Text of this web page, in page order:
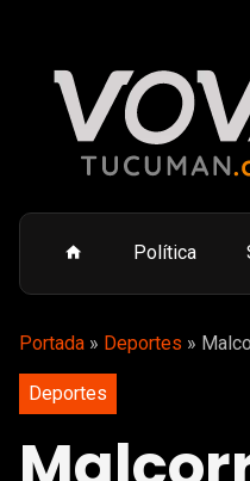
Política
Portada » Deportes »
Deportes